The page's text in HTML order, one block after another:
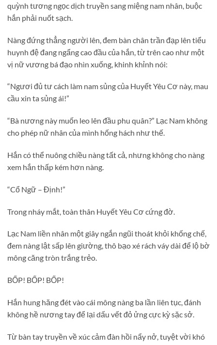
quỳnh tương ngọc dịch truyền sang miệng nam nhân, buộc
hắn phải nuốt sạch.
Nàng đứng thẳng người lên, đem bàn chân trần đạp lên tiểu
huynh đệ đang ngẩng cao đầu của hắn, từ trên cao như một
vị nữ vương bá đạo nhìn xuống, khinh khỉnh nói:
“Ngươi đủ tư cách làm nam sủng của Huyết Yêu Cơ này, mau
cầu xin ta sủng ái!”
“Bà nương này muốn leo lên đầu phu quân?” Lạc Nam không
cho phép nữ nhân của mình hống hách như thế.
Hắn có thể nuông chiều nàng tất cả, nhưng không cho nàng
xem hắn thấp kém hơn nàng.
“Cổ Ngữ – Định!”
Trong nháy mắt, toàn thân Huyết Yêu Cơ cứng đờ.
Lạc Nam liền nhân một giây ngắn ngũi thoát khỏi khống chế,
đem nàng lật sấp lên giường, thô bạo xé rách váy dài để lộ bờ
mông căng tròn trắng trẻo.
BỐP! BỐP! BỐP!
Hắn hung hăng đét vào cái mông nàng ba lần liên tục, đánh
không hề nương tay để lại dấu vết đỏ ửng cực kỳ sặc sở.
Từ bàn tay truyền về xúc cảm đàn hồi nẩy nở, tuyệt vời khó